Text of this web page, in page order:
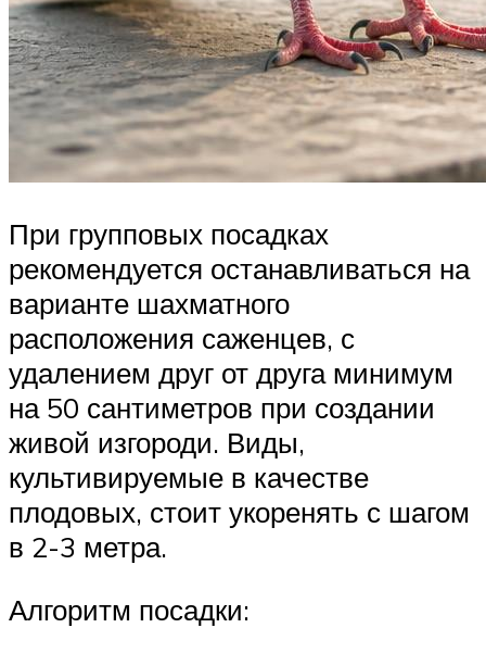
При групповых посадках
рекомендуется останавливаться на
варианте шахматного
расположения саженцев, с
удалением друг от друга минимум
на 50 сантиметров при создании
живой изгороди. Виды,
культивируемые в качестве
плодовых, стоит укоренять с шагом
в 2-3 метра.
Алгоритм посадки: